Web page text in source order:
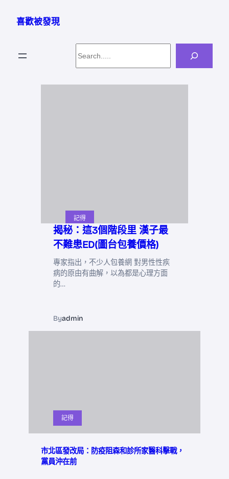
喜歡被發現
記得
揭秘：這3個階段里 漢子最
不難患ED(圖台包養價格)
專家指出，不少人包養網 對男性性疾
病的原由有曲解，以為都是心理方面
的…
Byadmin
記得
市北區發改局：防疫阻森和診所家醫科擊戰，
黨員沖在前